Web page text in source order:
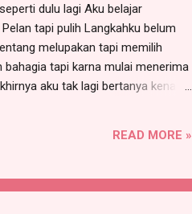
dulu lagi Aku belajar
tapi pulih Langkahku belum
melupakan tapi memilih
tapi karna mulai menerima
aku tak lagi bertanya kenapa
hari esok belum tentu cerah tapi
sembelih….
READ MORE »